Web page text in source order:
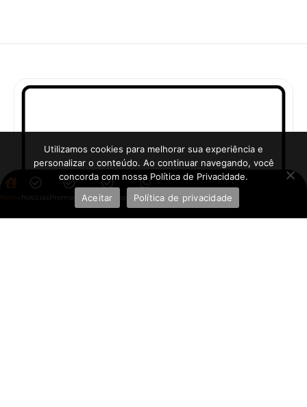
Home Notícias PromoçõesAplicativos WhatsApp
Utilizamos cookies para melhorar sua experiência e
personalizar o conteúdo. Ao continuar navegando, você
concorda com nossa Política de Privacidade.
Aceitar
Política de privacidade